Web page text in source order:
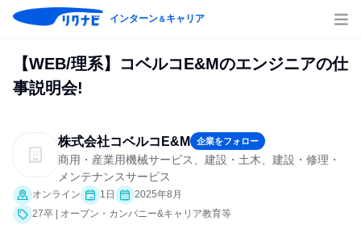
インターン＆キャリア
【WEB/理系】コベルコE&Mのエンジニアの仕
事説明会!
株式会社コベルコE&M 企業をフォロー
商用・産業用機械サービス、建設・土木、建設・修理・
メンテナンスサービス
オンライン 1日
2025年8月
27卒 | オープン・カンパニー&キャリア教育等